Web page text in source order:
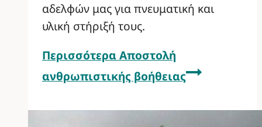
αδελφών μας για πνευματική και
υλική στήριξή τους.
Περισσότερα Αποστολή
ανθρωπιστικής βοήθειας